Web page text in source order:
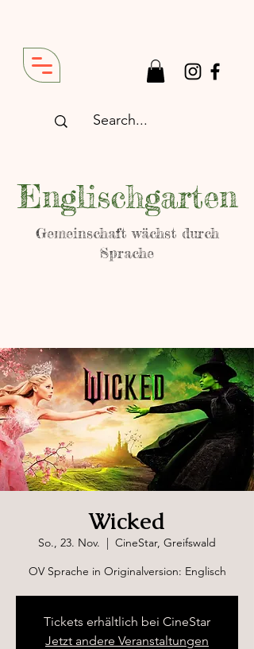
Englischgarten
Gemeinschaft wächst durch
Sprache
Wicked
So., 23. Nov.
  |
CineStar, Greifswald
OV Sprache in Originalversion: Englisch
Tickets erhältlich bei CineStar
Jetzt andere Veranstaltungen